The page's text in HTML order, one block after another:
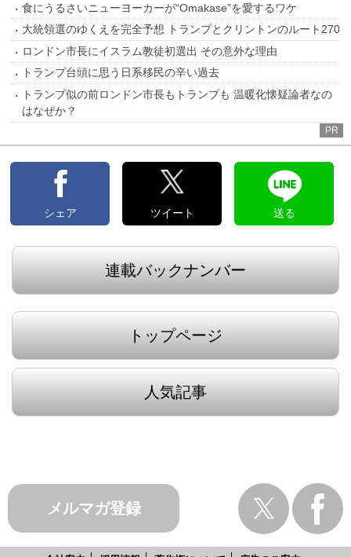
食にうるさいニューヨーカーが“Omakase”を愛するワケ
大統領選のゆくえを完全予想 トランプとクリントンのルート270
ロンドン市長にイスラム教徒初選出 その意外な理由
トランプ台頭に思う日系移民の辛い過去
トランプ似の前ロンドン市長もトランプも 温暖化懐疑論者なの
はなぜか？
PR
シェア ツイート 送る
連載バックナンバー
トップページ
人気記事
メルマガ登録